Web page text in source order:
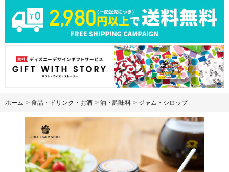
ホーム > 食品・ドリンク・お酒 > 油・調味料 > ジャム・シロップ